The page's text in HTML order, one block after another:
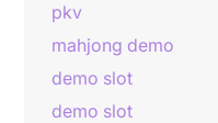
pkv
mahjong demo
demo slot
demo slot